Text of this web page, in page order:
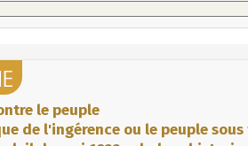
le peuple
de l'ingérence ou le peuple